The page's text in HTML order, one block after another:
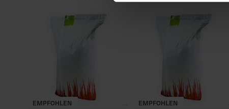
EMPFOHLEN EMPFOHLEN